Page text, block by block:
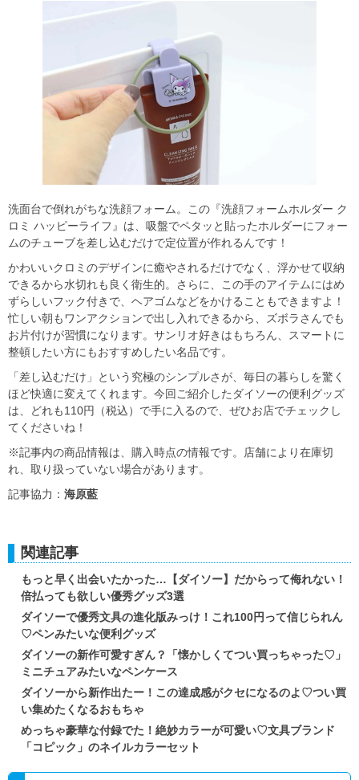
洗面台で倒れがちな洗顔フォーム。この『洗顔フォームホルダー ク
ロミ ハッピーライフ』は、吸盤でペタッと貼ったホルダーにフォー
ムのチューブを差し込むだけで定位置が作れるんです！
かわいいクロミのデザインに癒やされるだけでなく、浮かせて収納
できるから水切れも良く衛生的。さらに、この手のアイテムにはめ
ずらしいフック付きで、ヘアゴムなどをかけることもできますよ！
忙しい朝もワンアクションで出し入れできるから、ズボラさんでも
お片付けが習慣になります。サンリオ好きはもちろん、スマートに
整頓したい方にもおすすめしたい名品です。
「差し込むだけ」という究極のシンプルさが、毎日の暮らしを驚く
ほど快適に変えてくれます。今回ご紹介したダイソーの便利グッズ
は、どれも110円（税込）で手に入るので、ぜひお店でチェックし
てくださいね！
※記事内の商品情報は、購入時点の情報です。店舗により在庫切
れ、取り扱っていない場合があります。
記事協力： 海原藍
関連記事
もっと早く出会いたかった…【ダイソー】だからって侮れない！
倍払っても欲しい優秀グッズ3選
ダイソーで優秀文具の進化版みっけ！これ100円って信じられん
♡ペンみたいな便利グッズ
ダイソーの新作可愛すぎん？「懐かしくてつい買っちゃった♡」
ミニチュアみたいなペンケース
ダイソーから新作出たー！この達成感がクセになるのよ♡つい買
い集めたくなるおもちゃ
めっちゃ豪華な付録でた！絶妙カラーが可愛い♡文具ブランド
「コピック」のネイルカラーセット